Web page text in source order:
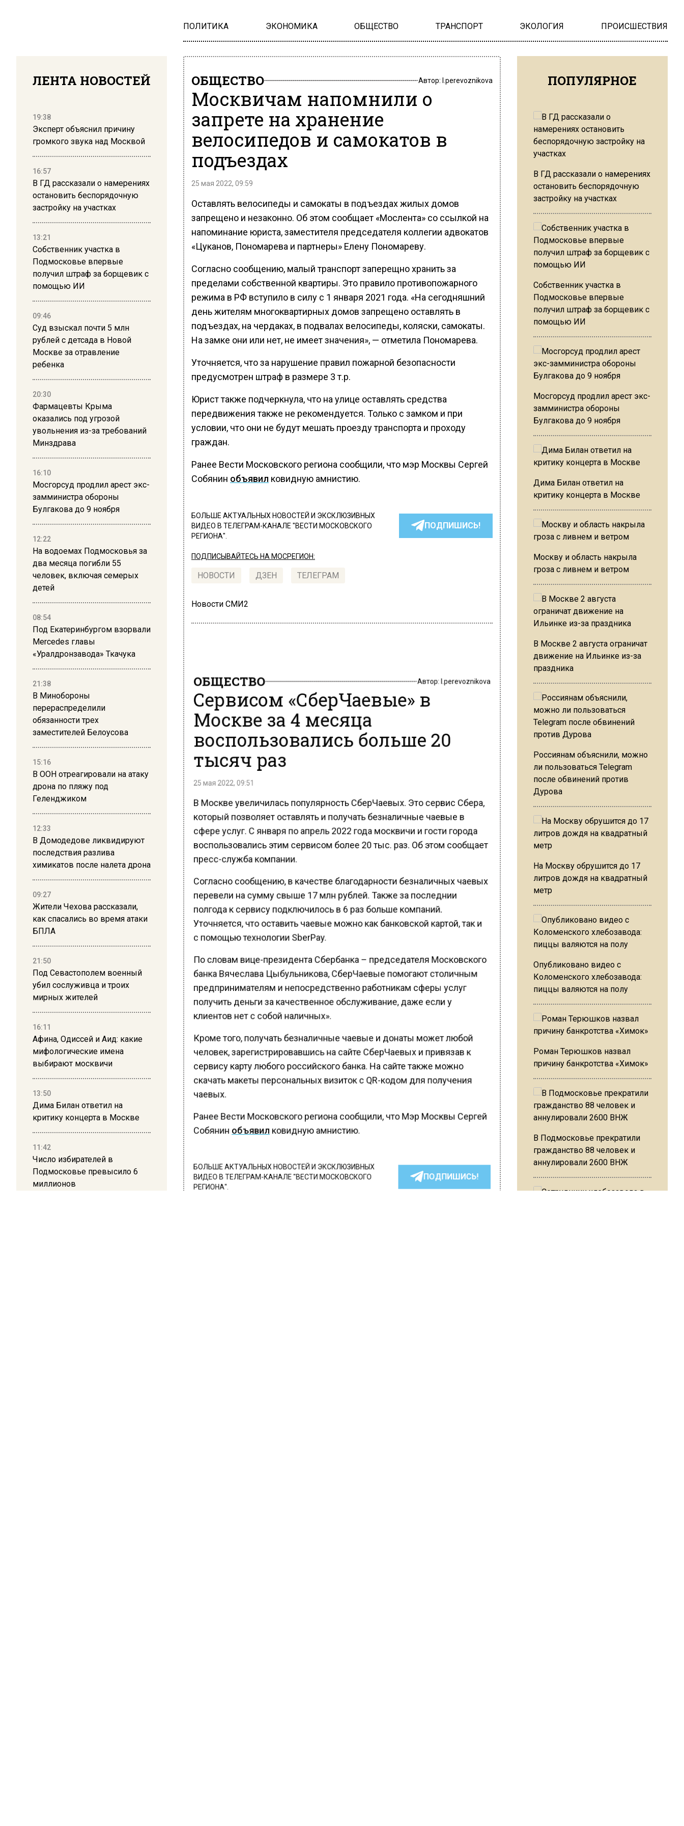
ПОЛИТИКА ЭКОНОМИКА ОБЩЕСТВО ТРАНСПОРТ ЭКОЛОГИЯ ПРОИСШЕСТВИЯ
ЛЕНТА НОВОСТЕЙ
19:38
Эксперт объяснил причину
громкого звука над Москвой
16:57
В ГД рассказали о намерениях
остановить беспорядочную
застройку на участках
13:21
Собственник участка в
Подмосковье впервые
получил штраф за борщевик с
помощью ИИ
09:46
Суд взыскал почти 5 млн
рублей с детсада в Новой
Москве за отравление
ребенка
20:30
Фармацевты Крыма
оказались под угрозой
увольнения из-за требований
Минздрава
16:10
Мосгорсуд продлил арест экс-
замминистра обороны
Булгакова до 9 ноября
12:22
На водоемах Подмосковья за
два месяца погибли 55
человек, включая семерых
детей
08:54
Под Екатеринбургом взорвали
Mercedes главы
«Уралдронзавода» Ткачука
21:38
В Минобороны
перераспределили
обязанности трех
заместителей Белоусова
15:16
В ООН отреагировали на атаку
дрона по пляжу под
Геленджиком
12:33
В Домодедове ликвидируют
последствия разлива
химикатов после налета дрона
09:27
Жители Чехова рассказали,
как спасались во время атаки
БПЛА
21:50
Под Севастополем военный
убил сослуживца и троих
мирных жителей
16:11
Афина, Одиссей и Аид: какие
мифологические имена
выбирают москвичи
13:50
Дима Билан ответил на
критику концерта в Москве
11:42
Число избирателей в
Подмосковье превысило 6
миллионов
ОБЩЕСТВО Автор: l.perevoznikova
Москвичам напомнили о
запрете на хранение
велосипедов и самокатов в
подъездах
25 мая 2022, 09:59
Оставлять велосипеды и самокаты в подъездах жилых домов
запрещено и незаконно. Об этом сообщает «Мослента» со ссылкой на
напоминание юриста, заместителя председателя коллегии адвокатов
«Цуканов, Пономарева и партнеры» Елену Пономареву.
Согласно сообщению, малый транспорт заперещно хранить за
пределами собственной квартиры. Это правило противопожарного
режима в РФ вступило в силу с 1 января 2021 года. «На сегодняшний
день жителям многоквартирных домов запрещено оставлять в
подъездах, на чердаках, в подвалах велосипеды, коляски, самокаты.
На замке они или нет, не имеет значения», — отметила Пономарева.
Уточняется, что за нарушение правил пожарной безопасности
предусмотрен штраф в размере 3 т.р.
Юрист также подчеркнула, что на улице оставлять средства
передвижения также не рекомендуется. Только с замком и при
условии, что они не будут мешать проезду транспорта и проходу
граждан.
Ранее Вести Московского региона сообщили, что мэр Москвы Сергей
Собянин объявил ковидную амнистию.
БОЛЬШЕ АКТУАЛЬНЫХ НОВОСТЕЙ И ЭКСКЛЮЗИВНЫХ
ВИДЕО В ТЕЛЕГРАМ-КАНАЛЕ "ВЕСТИ МОСКОВСКОГО
РЕГИОНА".
ПОДПИШИСЬ!
ПОДПИСЫВАЙТЕСЬ НА МОСРЕГИОН:
НОВОСТИ ДЗЕН ТЕЛЕГРАМ
Новости СМИ2
ОБЩЕСТВО Автор:l.perevoznikova
Сервисом «СберЧаевые» в
Москве за 4 месяца
воспользовались больше 20
тысяч раз
25 мая 2022, 09:51
В Москве увеличилась популярность СберЧаевых. Это сервис Сбера,
который позволяет оставлять и получать безналичные чаевые в
сфере услуг. С января по апрель 2022 года москвичи и гости города
воспользовались этим сервисом более 20 тыс. раз. Об этом сообщает
пресс-служба компании.
Согласно сообщению, в качестве благодарности безналичных чаевых
перевели на сумму свыше 17 млн рублей. Также за последнии
полгода к сервису подключилось в 6 раз больше компаний.
Уточняется, что оставить чаевые можно как банковской картой, так и
с помощью технологии SberPay.
По словам вице-президента Сбербанка – председателя Московского
банка Вячеслава Цыбульникова, СберЧаевые помогают столичным
предпринимателям и непосредственно работникам сферы услуг
получить деньги за качественное обслуживание, даже если у
клиентов нет с собой наличных».
Кроме того, получать безналичные чаевые и донаты может любой
человек, зарегистрировавшись на сайте СберЧаевых и привязав к
сервису карту любого российского банка. На сайте также можно
скачать макеты персональных визиток с QR-кодом для получения
чаевых.
Ранее Вести Московского региона сообщили, что Мэр Москвы Сергей
Собянин объявилковидную амнистию.
БОЛЬШЕ АКТУАЛЬНЫХ НОВОСТЕЙ И ЭКСКЛЮЗИВНЫХ
ВИДЕО В ТЕЛЕГРАМ-КАНАЛЕ "ВЕСТИ МОСКОВСКОГО
РЕГИОНА".
ПОДПИШИСЬ!
ПОПУЛЯРНОЕ
В ГД рассказали о намерениях
остановить беспорядочную
застройку на участках
Собственник участка в
Подмосковье впервые
получил штраф за борщевик с
помощью ИИ
Мосгорсуд продлил арест экс-
замминистра обороны
Булгакова до 9 ноября
Дима Билан ответил на
критику концерта в Москве
Москву и область накрыла
гроза с ливнем и ветром
В Москве 2 августа ограничат
движение на Ильинке из-за
праздника
Россиянам объяснили, можно
ли пользоваться Telegram
после обвинений против
Дурова
На Москву обрушится до 17
литров дождя на квадратный
метр
Опубликовано видео с
Коломенского хлебозавода:
пиццы валяются на полу
Роман Терюшков назвал
причину банкротства «Химок»
В Подмосковье прекратили
гражданство 88 человек и
аннулировали 2600 ВНЖ